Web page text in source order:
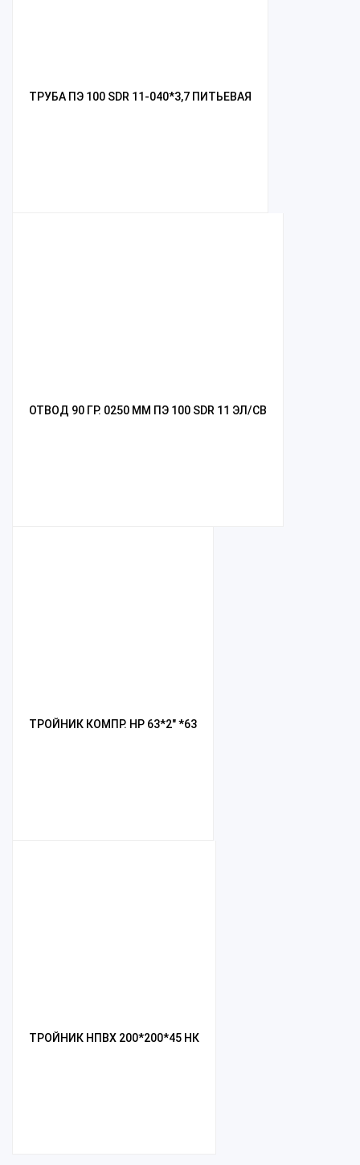
ТРУБА ПЭ 100 SDR 11-040*3,7 ПИТЬЕВАЯ
ОТВОД 90 ГР. 0250 ММ ПЭ 100 SDR 11 ЭЛ/СВ
ТРОЙНИК КОМПР. НР 63*2" *63
ТРОЙНИК НПВХ 200*200*45 НК